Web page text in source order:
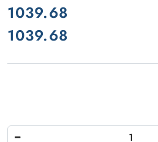
cena:
1039.68
Cena:
1039.68
Ilość